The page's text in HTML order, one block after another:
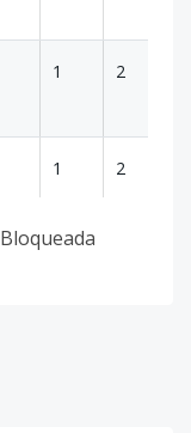
1 2
1 2
Bloqueada